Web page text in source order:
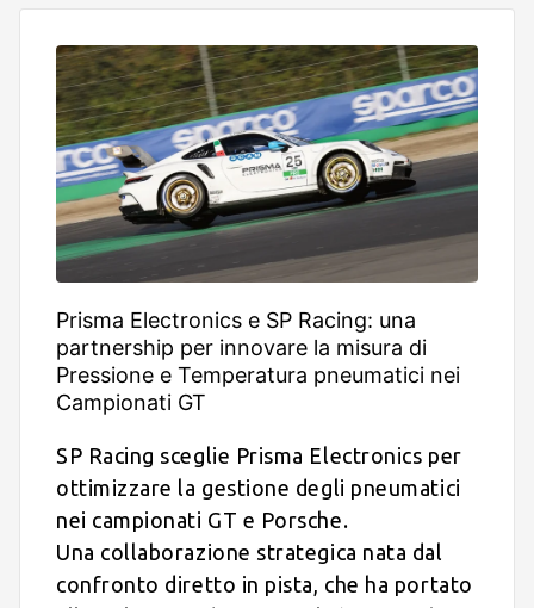
Prisma Electronics e SP Racing: una
partnership per innovare la misura di
Pressione e Temperatura pneumatici nei
Campionati GT
SP Racing sceglie Prisma Electronics per
ottimizzare la gestione degli pneumatici
nei campionati GT e Porsche.
Una collaborazione strategica nata dal
confronto diretto in pista, che ha portato